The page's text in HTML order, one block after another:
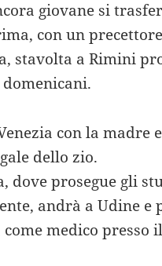
giovane si
con un
stavolta a Rimini
con la
dello zio.
dove prosegue gli
andrà a Udine e
medico presso